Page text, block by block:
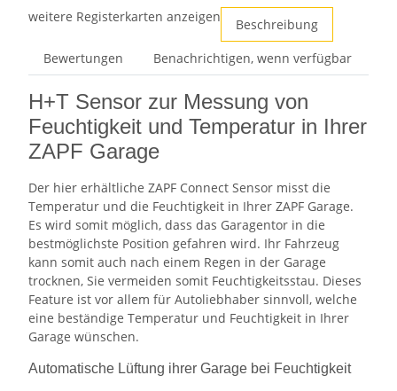
weitere Registerkarten anzeigen
Beschreibung
Bewertungen
Benachrichtigen, wenn verfügbar
H+T Sensor zur Messung von
Feuchtigkeit und Temperatur in Ihrer
ZAPF Garage
Der hier erhältliche ZAPF Connect Sensor misst die
Temperatur und die Feuchtigkeit in Ihrer ZAPF Garage.
Es wird somit möglich, dass das Garagentor in die
bestmöglichste Position gefahren wird. Ihr Fahrzeug
kann somit auch nach einem Regen in der Garage
trocknen, Sie vermeiden somit Feuchtigkeitsstau. Dieses
Feature ist vor allem für Autoliebhaber sinnvoll, welche
eine beständige Temperatur und Feuchtigkeit in Ihrer
Garage wünschen.
Automatische Lüftung ihrer Garage bei Feuchtigkeit